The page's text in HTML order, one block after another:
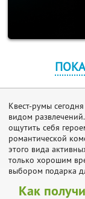
Квест-румы
видом
ощутить себя
романтической
этого вида
только хорошим
выбором подарка
Как